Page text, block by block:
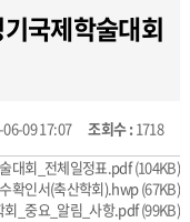
국제학술대회
06-09 17:07조회수 :1718
대회_전체일정표.pdf(104KB)
확인서(축산학회).hwp(67KB)
회_중요_알림_사항.pdf(99KB)